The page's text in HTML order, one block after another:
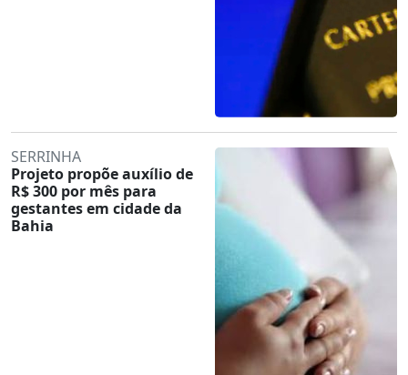
SERRINHA
Projeto propõe auxílio de
R$ 300 por mês para
gestantes em cidade da
Bahia